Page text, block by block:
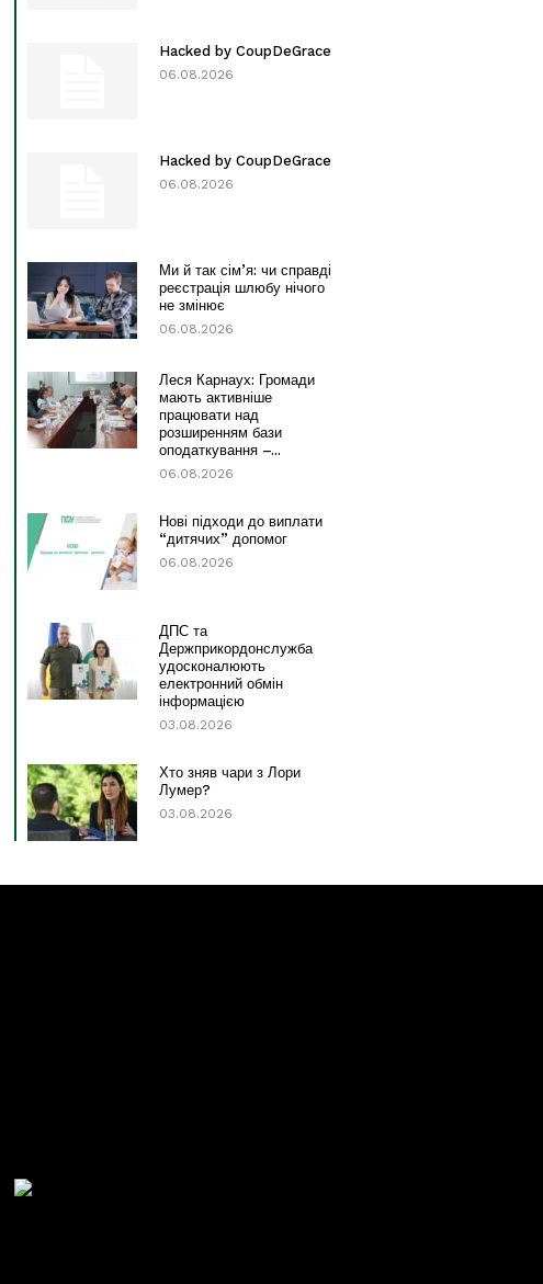
Hacked by CoupDeGrace
06.08.2026
Hacked by CoupDeGrace
06.08.2026
Ми й так сім’я: чи справді
реєстрація шлюбу нічого
не змінює
06.08.2026
Леся Карнаух: Громади
мають активніше
працювати над
розширенням бази
оподаткування –...
06.08.2026
Нові підходи до виплати
“дитячих” допомог
06.08.2026
ДПС та
Держприкордонслужба
удосконалюють
електронний обмін
інформацією
03.08.2026
Хто зняв чари з Лори
Лумер?
03.08.2026